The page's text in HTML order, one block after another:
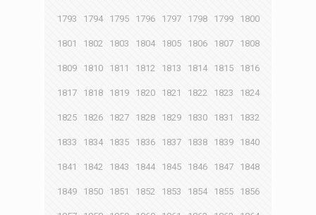
1793 1794 1795 1796 1797 1798 1799 1800
1801 1802 1803 1804 1805 1806 1807 1808
1809 1810 1811 1812 1813 1814 1815 1816
1817 1818 1819 1820 1821 1822 1823 1824
1825 1826 1827 1828 1829 1830 1831 1832
1833 1834 1835 1836 1837 1838 1839 1840
1841 1842 1843 1844 1845 1846 1847 1848
1849 1850 1851 1852 1853 1854 1855 1856